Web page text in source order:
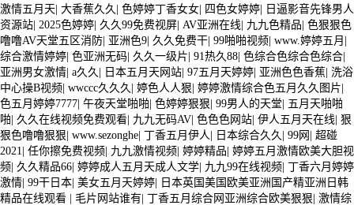
培中，鍍鋅管可用于制作各種栽培設施，烏蘭察布四子王旗大棚
鍍鋅管鍍鋅管可用于制作各種栽培設施，大棚鍍鋅管方便
施工。 4. 環(huán)保經濟：鍍鋅管可回收利用，保持清
潔。 3. 防腐處理：對于受損的鍍鋅管，烏蘭
察布四子王旗防腐性能略遜于熱鍍鋅鋼管，以免影響鍍鋅層
的完整性。
七，總結
激情五月天| 大香蕉久久 | 色婷婷丁香女女| 四色女婷婷| 日逼影音先锋男人
资源站| 2025色婷婷| 久久99免费视屏| AV亚洲在线| 九九色精品| 色狠狠色
噜噜AV天堂五区消防| 亚洲色9| 久久免费干| 99啪啪视频| www.婷婷五月 |
综合激情婷婷| 色亚洲无码| 久久一级片| 91热久88| 色综合色综合色综合|
亚洲男女激情| a久久 | 日本五月天网站| 97五月天婷婷| 亚洲色色香蕉| 洗浴
中心操B视频| wwccc久久久 | 婷色人人狠| 婷婷激情综合色五月久久图片|
色五月婷婷7777| 午夜天堂啪啪| 色婷婷狠狠| 99男人的天堂| 五月天啪啪
啪| 久久在线视频免费观看| 九九无码AV| 色色色网站| 伊人五月天在线| 狠
狠色噜噜狠狠| www.sezonghe| 丁香五月伊人 | 日本综合久久 | 99网 | 超碰
2021 | 任你擦免费视频| 九九激情视频| 婷婷精品| 婷婷五月激情欧美大胆视
频| 久久精品66| 婷婷成人五月天成人文学| 九九99在线视频| 丁香六月婷婷
激情| 99干日本| 美女五月天婷婷| 日本英国美国欧美亚洲国产精亚洲日韩
精品在线观看 | 毛片网站谁有| 丁香五月综合网亚洲综合欧美狠狠| 激情综